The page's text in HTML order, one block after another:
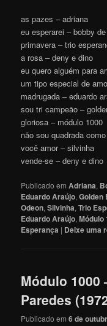
as pazes – adriana
eu esperarei – bobby
primavera – trio
a rosa – deny e dino
eu quero alguém para
um tipo especial de
madrugada – eduardo
sou tri campeão –
gloriosa – módulo 1000
não sou quadrada
você amor – silvinha
vende-se – deny e dino
Publicado em Adriana,
Eduardo Araújo,Golden
Odeon,Silvinha,Trio
Eduardo Araújo,Módulo
Esperança | Deixe uma
Módulo 1000
Paredes
Publicado em6 de